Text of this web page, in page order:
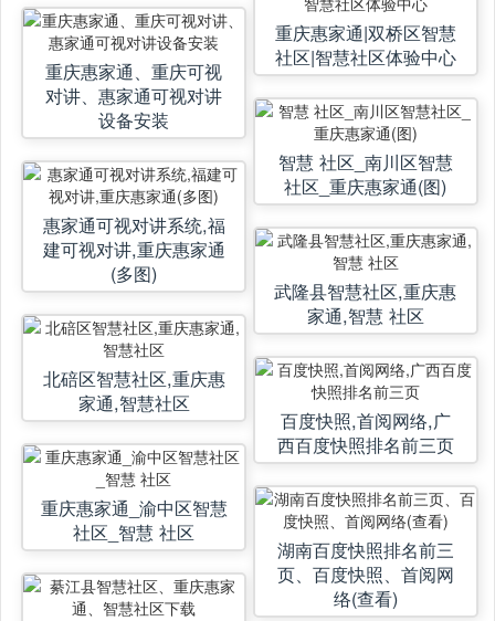
重庆惠家通、重庆可视
对讲、惠家通可视对讲
设备安装
惠家通可视对讲系统,福
建可视对讲,重庆惠家通
(多图)
北碚区智慧社区,重庆惠
家通,智慧社区
重庆惠家通_渝中区智慧
社区_智慧 社区
重庆惠家通|双桥区智慧
社区|智慧社区体验中心
智慧 社区_南川区智慧
社区_重庆惠家通(图)
武隆县智慧社区,重庆惠
家通,智慧 社区
百度快照,首阅网络,广
西百度快照排名前三页
湖南百度快照排名前三
页、百度快照、首阅网
络(查看)